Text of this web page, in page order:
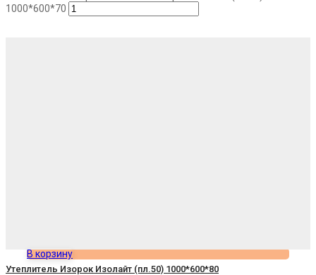
1000*600*70
В корзину
Утеплитель Изорок Изолайт (пл.50) 1000*600*80